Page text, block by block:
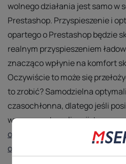
wolnego działania jest samo w
Prestashop. Przyspieszenie i
opartego o Prestashop będzie
realnym przyspieszeniem
znacząco wpłynie na komfort
Oczywiście to może się
to zrobić? Samodzielna
czasochłonna, dlatego jeśli
wymaga optymalizacji, to
optymalizacji serwisu
oprogramowaniu Prestashop